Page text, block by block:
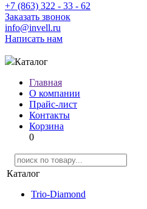
+7 (863) 322 - 33 - 62
Заказать звонок
info@invell.ru
Написать нам
Каталог
Главная
О компании
Прайс-лист
Контакты
Корзина
0
Каталог
Trio-Diamond